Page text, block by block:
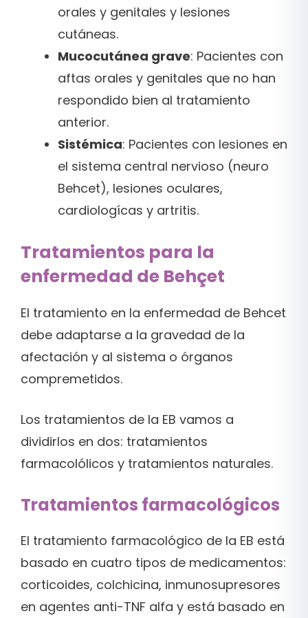
orales y genitales y lesiones
cutáneas.
Mucocutánea grave: Pacientes con
aftas orales y genitales que no han
respondido bien al tratamiento
anterior.
Sistémica: Pacientes con lesiones en
el sistema central nervioso (neuro
Behcet), lesiones oculares,
cardiologícas y artritis.
Tratamientos para la
enfermedad de Behçet
El tratamiento en la enfermedad de Behcet
debe adaptarse a la gravedad de la
afectación y al sistema o órganos
compremetidos.
Los tratamientos de la EB vamos a
dividirlos en dos: tratamientos
farmacolólicos y tratamientos naturales.
Tratamientos farmacológicos
El tratamiento farmacológico de la EB está
basado en cuatro tipos de medicamentos:
corticoides, colchicina, inmunosupresores
en agentes anti-TNF alfa y está basado en